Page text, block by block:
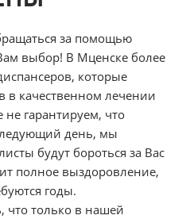
за помощью
выбор! В Мценске более
которые
в качественном лечении
гарантируем, что
день, мы
будут бороться за Вас
полное выздоровление,
годы.
что только в нашей